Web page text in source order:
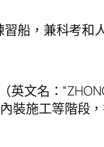
船，兼科考和
文名：
裝施工等階段